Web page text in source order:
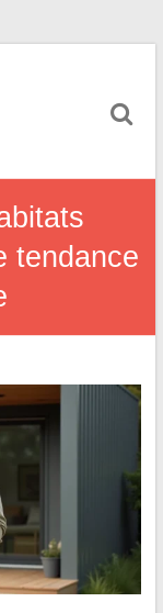
tendance